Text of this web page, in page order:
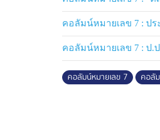
คอลัมน์หมายเลข 7 : ป
คอลัมน์หมายเลข 7 : ป.
คอลัมน์หมายเลข 7 คอลั